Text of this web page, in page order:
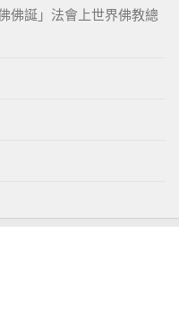
佛誕」法會上世界佛教總